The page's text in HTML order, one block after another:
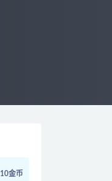
10金币